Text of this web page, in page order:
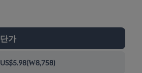
단가
US$5.98(₩8,758)